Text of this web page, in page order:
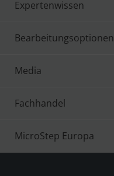
Expertenwissen
Bearbeitungsoptionen
Media
Fachhandel
MicroStep Europa